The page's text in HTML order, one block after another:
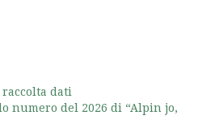
raccolta dati
numero del 2026 di “Alpin jo,